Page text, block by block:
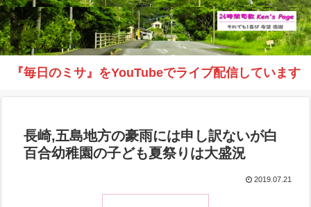
『毎日のミサ』をYouTubeでライブ配信しています
長崎,五島地方の豪雨には申し訳ないが白
百合幼稚園の子ども夏祭りは大盛況
2019.07.21